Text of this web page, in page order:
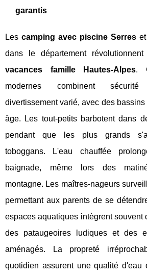
garantis
Lescamping avec piscine Serres
dans le département
vacances famille Hautes-Alpes.
modernes combinent
divertissement varié, avec des
âge. Les tout-petits barbotent dans
pendant que les plus grands
toboggans. L'eau chauffée
baignade, même lors des
montagne. Les maîtres-nageurs
permettant aux parents de se
espaces aquatiques intègrent souvent
des pataugeoires ludiques et des
aménagés. La propreté
quotidien assurent une qualité d'eau